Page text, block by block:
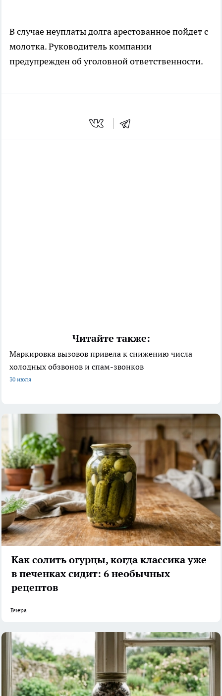
В случае неуплаты долга арестованное пойдет с
молотка. Руководитель компании
предупрежден об уголовной ответственности.
Читайте также:
Маркировка вызовов привела к снижению числа
холодных обзвонов и спам-звонков
30 июля
Как солить огурцы, когда классика уже
в печенках сидит: 6 необычных
рецептов
Вчера